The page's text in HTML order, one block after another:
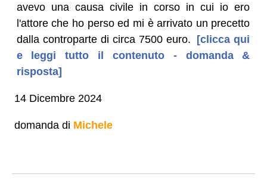
avevo una causa civile in corso in cui io ero
l'attore che ho perso ed mi è arrivato un precetto
dalla controparte di circa 7500 euro. [clicca qui
e leggi tutto il contenuto - domanda &
risposta]
14 Dicembre 2024
domanda di Michele